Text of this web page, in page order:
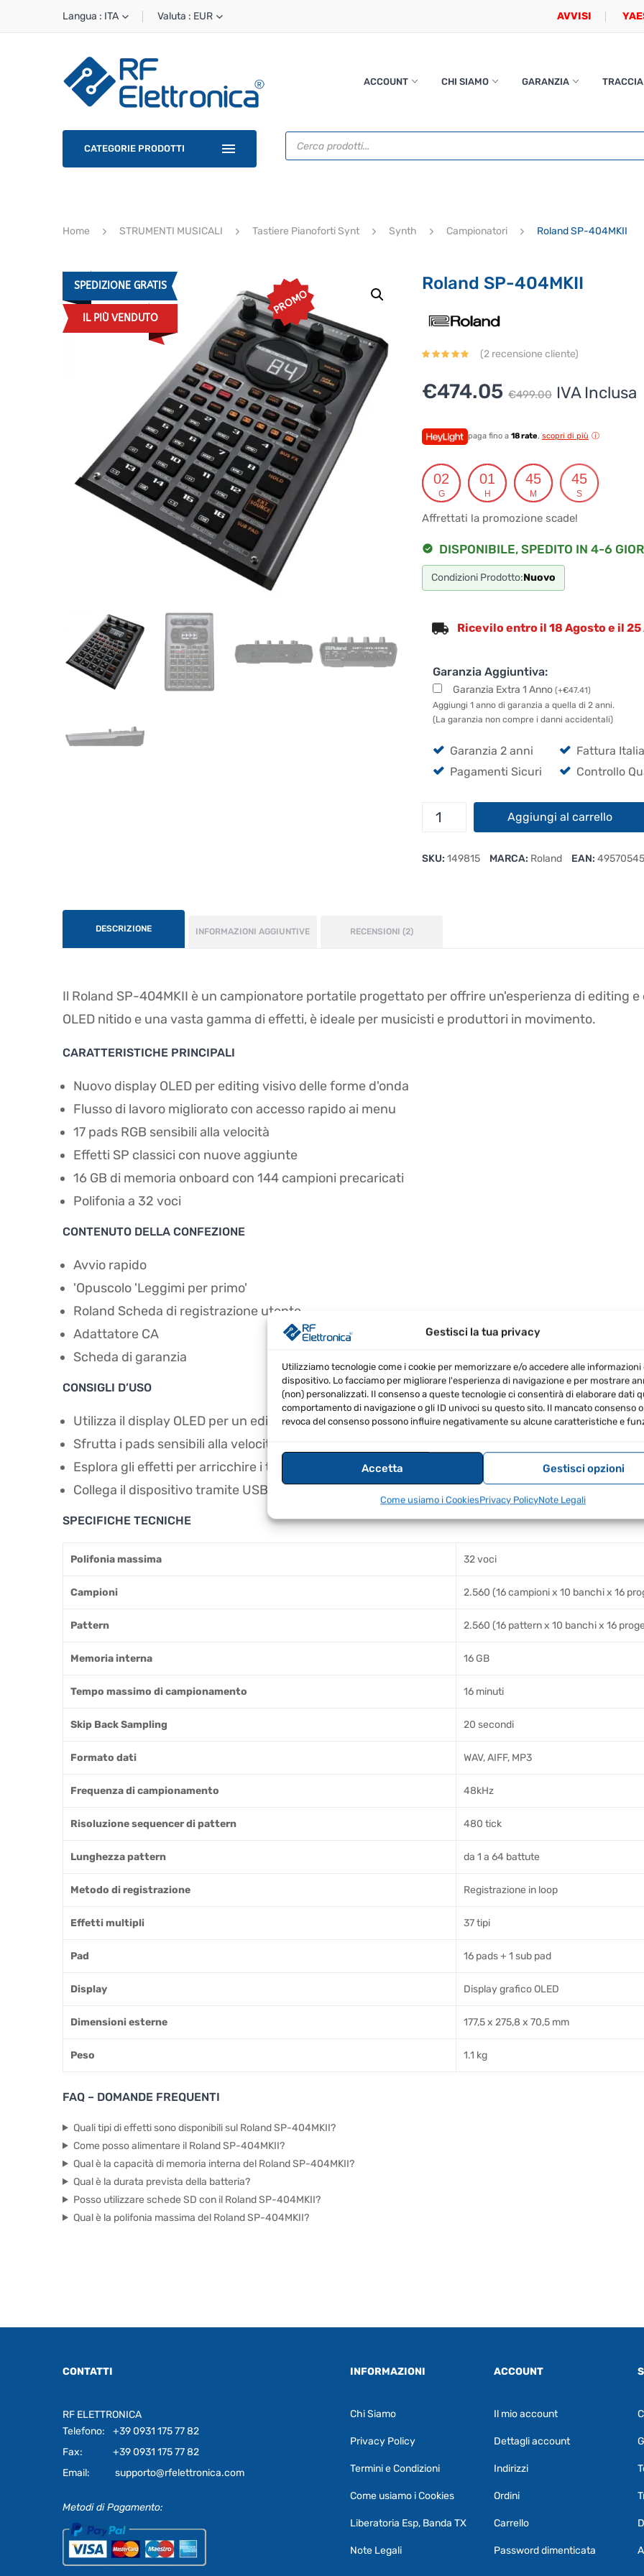
Gestisci la tua privacy
Utilizziamo tecnologie come i cookie per memorizzare e/o accedere alle informazioni
dispositivo. Lo facciamo per migliorare l'esperienza di navigazione e per mostrare
(non) personalizzati. Il consenso a queste tecnologie ci consentirà di elaborare dati
comportamento di navigazione o gli ID univoci su questo sito. Il mancato consenso
revoca del consenso possono influire negativamente su alcune caratteristiche e
Accetta Gestisci opzioni
Come usiamo i CookiesPrivacy PolicyNote Legali
Langua : ITA Valuta : EUR AVVISI
ACCOUNT CHI SIAMO GARANZIA
CATEGORIE PRODOTTI
Ricerca
prodotti
Home STRUMENTI MUSICALI Tastiere Pianoforti Synt Synth Campionatori Roland SP-404MKII
SPEDIZIONE GRATIS
IL PIÙ VENDUTO
PROMO
Roland SP-404MKII
(2 recensione cliente)
€499.00 Il
originale
era:
€499.00.
€474.05
Il
attuale
è:
€474.05.
IVA Inclusa
paga fino a 18 rate, scopri di più
02
G
01
H
45
M
45
S
Affrettati la promozione scade!
DISPONIBILE, SPEDITO IN 4-6
Condizioni Prodotto:Nuovo
Ricevilo entro il 18 Agosto e il
Garanzia Aggiuntiva:
Garanzia Extra 1 Anno (+€47.41)
Aggiungi 1 anno di garanzia a quella di 2 anni.
(La garanzia non compre i danni accidentali)
Garanzia 2 anni
Fattura
Pagamenti Sicuri
Controllo
Roland
quantità
Aggiungi al carrello
SKU: 149815 MARCA: Roland EAN:
DESCRIZIONE INFORMAZIONI AGGIUNTIVE RECENSIONI (2)
Il Roland SP-404MKII è un campionatore portatile progettato per offrire un'esperienza di editing
OLED nitido e una vasta gamma di effetti, è ideale per musicisti e produttori in movimento.
CARATTERISTICHE PRINCIPALI
Nuovo display OLED per editing visivo delle forme d'onda
Flusso di lavoro migliorato con accesso rapido ai menu
17 pads RGB sensibili alla velocità
Effetti SP classici con nuove aggiunte
16 GB di memoria onboard con 144 campioni precaricati
Polifonia a 32 voci
CONTENUTO DELLA CONFEZIONE
Avvio rapido
'Opuscolo 'Leggimi per primo'
Roland Scheda di registrazione utente
Adattatore CA
Scheda di garanzia
CONSIGLI D’USO
Utilizza il display OLED per un editing preciso delle forme d'onda.
Sfrutta i pads sensibili alla velocità per performance dinamiche.
Esplora gli effetti per arricchire i tuoi campioni.
Collega il dispositivo tramite USB per un'alimentazione semplice.
SPECIFICHE TECNICHE
Polifonia massima 32 voci
Campioni 2.560 (16 campioni x 10 banchi x 16
Pattern 2.560 (16 pattern x 10 banchi x 16
Memoria interna 16 GB
Tempo massimo di campionamento 16 minuti
Skip Back Sampling 20 secondi
Formato dati WAV, AIFF, MP3
Frequenza di campionamento 48kHz
Risoluzione sequencer di pattern 480 tick
Lunghezza pattern da 1 a 64 battute
Metodo di registrazione Registrazione in loop
Effetti multipli 37 tipi
Pad 16 pads + 1 sub pad
Display Display grafico OLED
Dimensioni esterne 177,5 x 275,8 x 70,5 mm
Peso 1.1 kg
FAQ – DOMANDE FREQUENTI
Quali tipi di effetti sono disponibili sul Roland SP-404MKII?
Come posso alimentare il Roland SP-404MKII?
Qual è la capacità di memoria interna del Roland SP-404MKII?
Qual è la durata prevista della batteria?
Posso utilizzare schede SD con il Roland SP-404MKII?
Qual è la polifonia massima del Roland SP-404MKII?
CONTATTI
RF ELETTRONICA
Telefono:
+39 0931 175 77 82
Fax:
+39 0931 175 77 82
Email:
supporto@rfelettronica.com
Metodi di Pagamento:
INFORMAZIONI
Chi Siamo
Privacy Policy
Termini e Condizioni
Come usiamo i Cookies
Liberatoria Esp, Banda TX
Note Legali
ACCOUNT
Il mio account
Dettagli account
Indirizzi
Ordini
Carrello
Password dimenticata